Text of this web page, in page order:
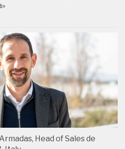
Head of Sales de